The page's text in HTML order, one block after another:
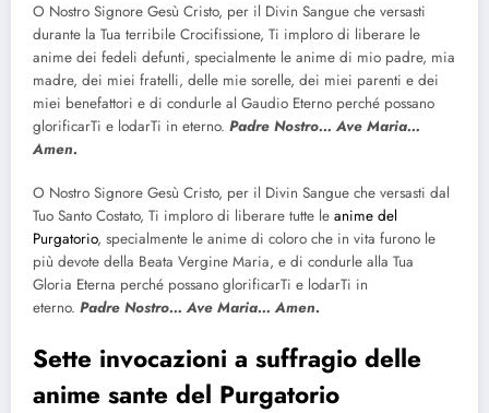
O Nostro Signore Gesù Cristo, per il Divin Sangue che versasti
durante la Tua terribile Crocifissione, Ti imploro di liberare le
anime dei fedeli defunti, specialmente le anime di mio padre, mia
madre, dei miei fratelli, delle mie sorelle, dei miei parenti e dei
miei benefattori e di condurle al Gaudio Eterno perché possano
glorificarTi e lodarTi in eterno. Padre Nostro… Ave Maria…
Amen.
O Nostro Signore Gesù Cristo, per il Divin Sangue che versasti dal
Tuo Santo Costato, Ti imploro di liberare tutte le anime del
Purgatorio, specialmente le anime di coloro che in vita furono le
più devote della Beata Vergine Maria, e di condurle alla Tua
Gloria Eterna perché possano glorificarTi e lodarTi in
eterno. Padre Nostro… Ave Maria… Amen.
Sette invocazioni a suffragio delle
anime sante del Purgatorio